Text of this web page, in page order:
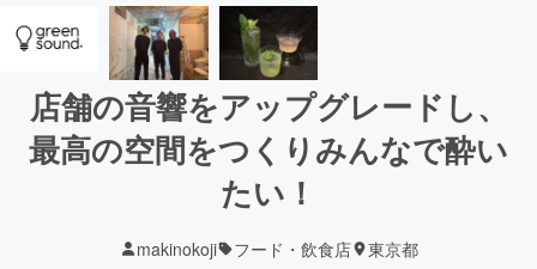
店舗の音響をアップグレードし、
最高の空間をつくりみんなで酔い
たい！
makinokoji フード・飲食店 東京都